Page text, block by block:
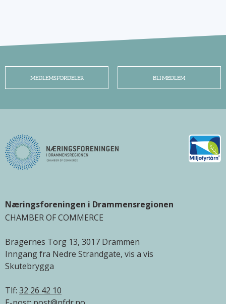
MEDLEMSFORDELER BLI MEDLEM
Næringsforeningen i Drammensregionen
CHAMBER OF COMMERCE
Bragernes Torg 13, 3017 Drammen
Inngang fra Nedre Strandgate, vis a vis
Skutebrygga
Tlf: 32 26 42 10